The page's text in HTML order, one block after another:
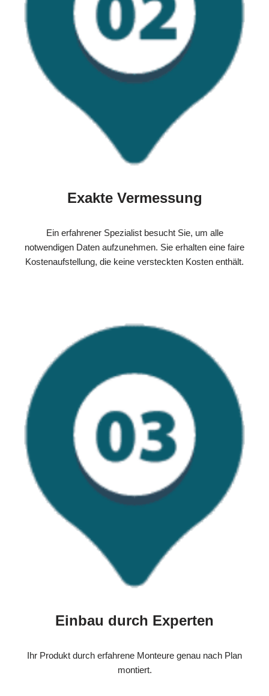
Exakte Vermessung
Ein erfahrener Spezialist besucht Sie, um alle
notwendigen Daten aufzunehmen. Sie erhalten eine faire
Kostenaufstellung, die keine versteckten Kosten enthält.
Einbau durch Experten
Ihr Produkt durch erfahrene Monteure genau nach Plan
montiert.